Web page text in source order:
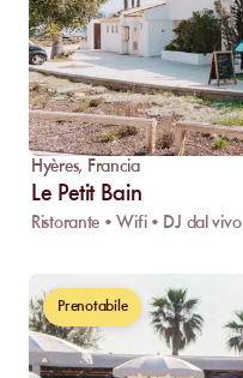
Hyères, Francia
Le Petit Bain
Ristorante • Wifi • DJ dal vivo
Prenotabile